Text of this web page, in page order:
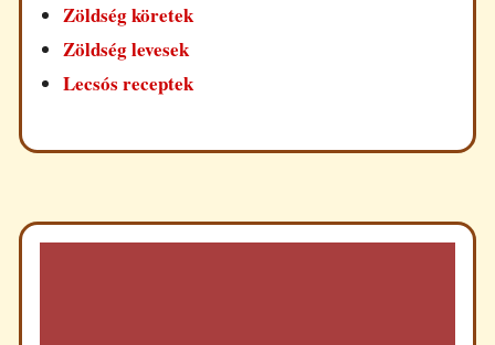
Zöldség köretek
Zöldség levesek
Lecsós receptek